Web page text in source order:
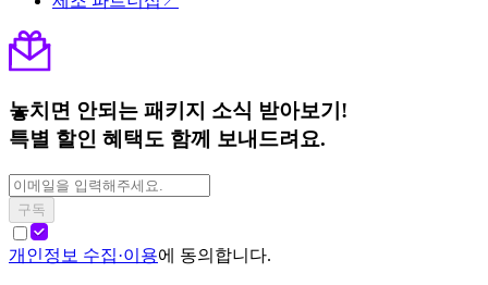
놓치면 안되는 패키지 소식 받아보기!
특별 할인 혜택도 함께 보내드려요.
구독
개인정보 수집·이용에 동의합니다.